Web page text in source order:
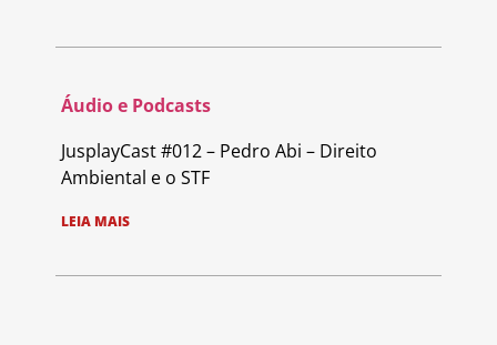
Áudio e Podcasts
JusplayCast #012 – Pedro Abi – Direito
Ambiental e o STF
LEIA MAIS